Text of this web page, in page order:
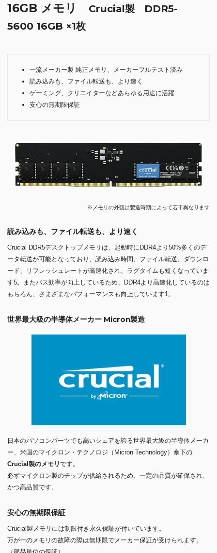
16GB メモリ
Crucial製 DDR5-
5600 16GB ×1枚
一流メーカー製 純正メモリ、メーカーフルテスト済み
読み込みも、ファイル転送も、より速く
ゲーミング、クリエイターなどあらゆる用途に活躍
安心の無期限保証
※メモリの外観は製造時期によって若干異なります
読み込みも、ファイル転送も、より速く
Crucial DDR5デスクトップメモリは、起動時にDDR4より50%多くのデ
ータ転送が可能となっており、読み込み時間、ファイル転送、ダウンロ
ード、リフレッシュレートが高速化され、ラグタイムも短くなっていま
す5。またバス効率が向上しているため、DDR4より高速化しているのは
もちろん、さまざまなパフォーマンスも向上しています1。
世界最大級の半導体メーカー Micron製造
日本のパソコンパーツでも高いシェアを誇る世界最大級の半導体メーカ
ー、米国のマイクロン・テクノロジ（Micron Technology）傘下の
Crucial製のメモリです。
必ずマイクロン製のチップが供給されるため、一定の品質が確保され、
かつ高品質です。
安心の無期限保証
Crucial製メモリには制限付き永久保証が付いています。
万が一のメモリの故障の際は無期限でメーカー保証が受けられます。